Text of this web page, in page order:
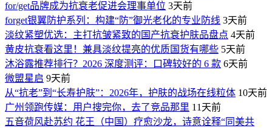
for/get品牌成为抗衰老促进会理事单位 3天前
forget银翼防护系列：构建“防”御光老化的专业防线 3天前
淡纹紧塑优选：主打抗皱紧致的国产抗衰护肤品盘点 4天前
黄皮抗衰看这里！兼具淡纹提亮的优质国货有哪些 5天前
沐浴露推荐排行？2026 深度测评：口碑较好的 6 款 6天前
微盟星启 9天前
从“抗老”到“长寿护肤”：2026年，护肤的战场在线粒体 10天前
广州领跑传媒：用户搜完你，去了竞品那里 11天前
五音荷风赴苏约 花王（中国）疗愈沙龙，诗意诠释“同美共